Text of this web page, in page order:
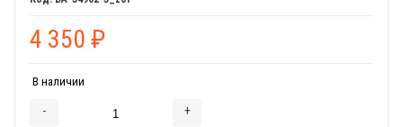
4 350 ₽
В наличии
- +